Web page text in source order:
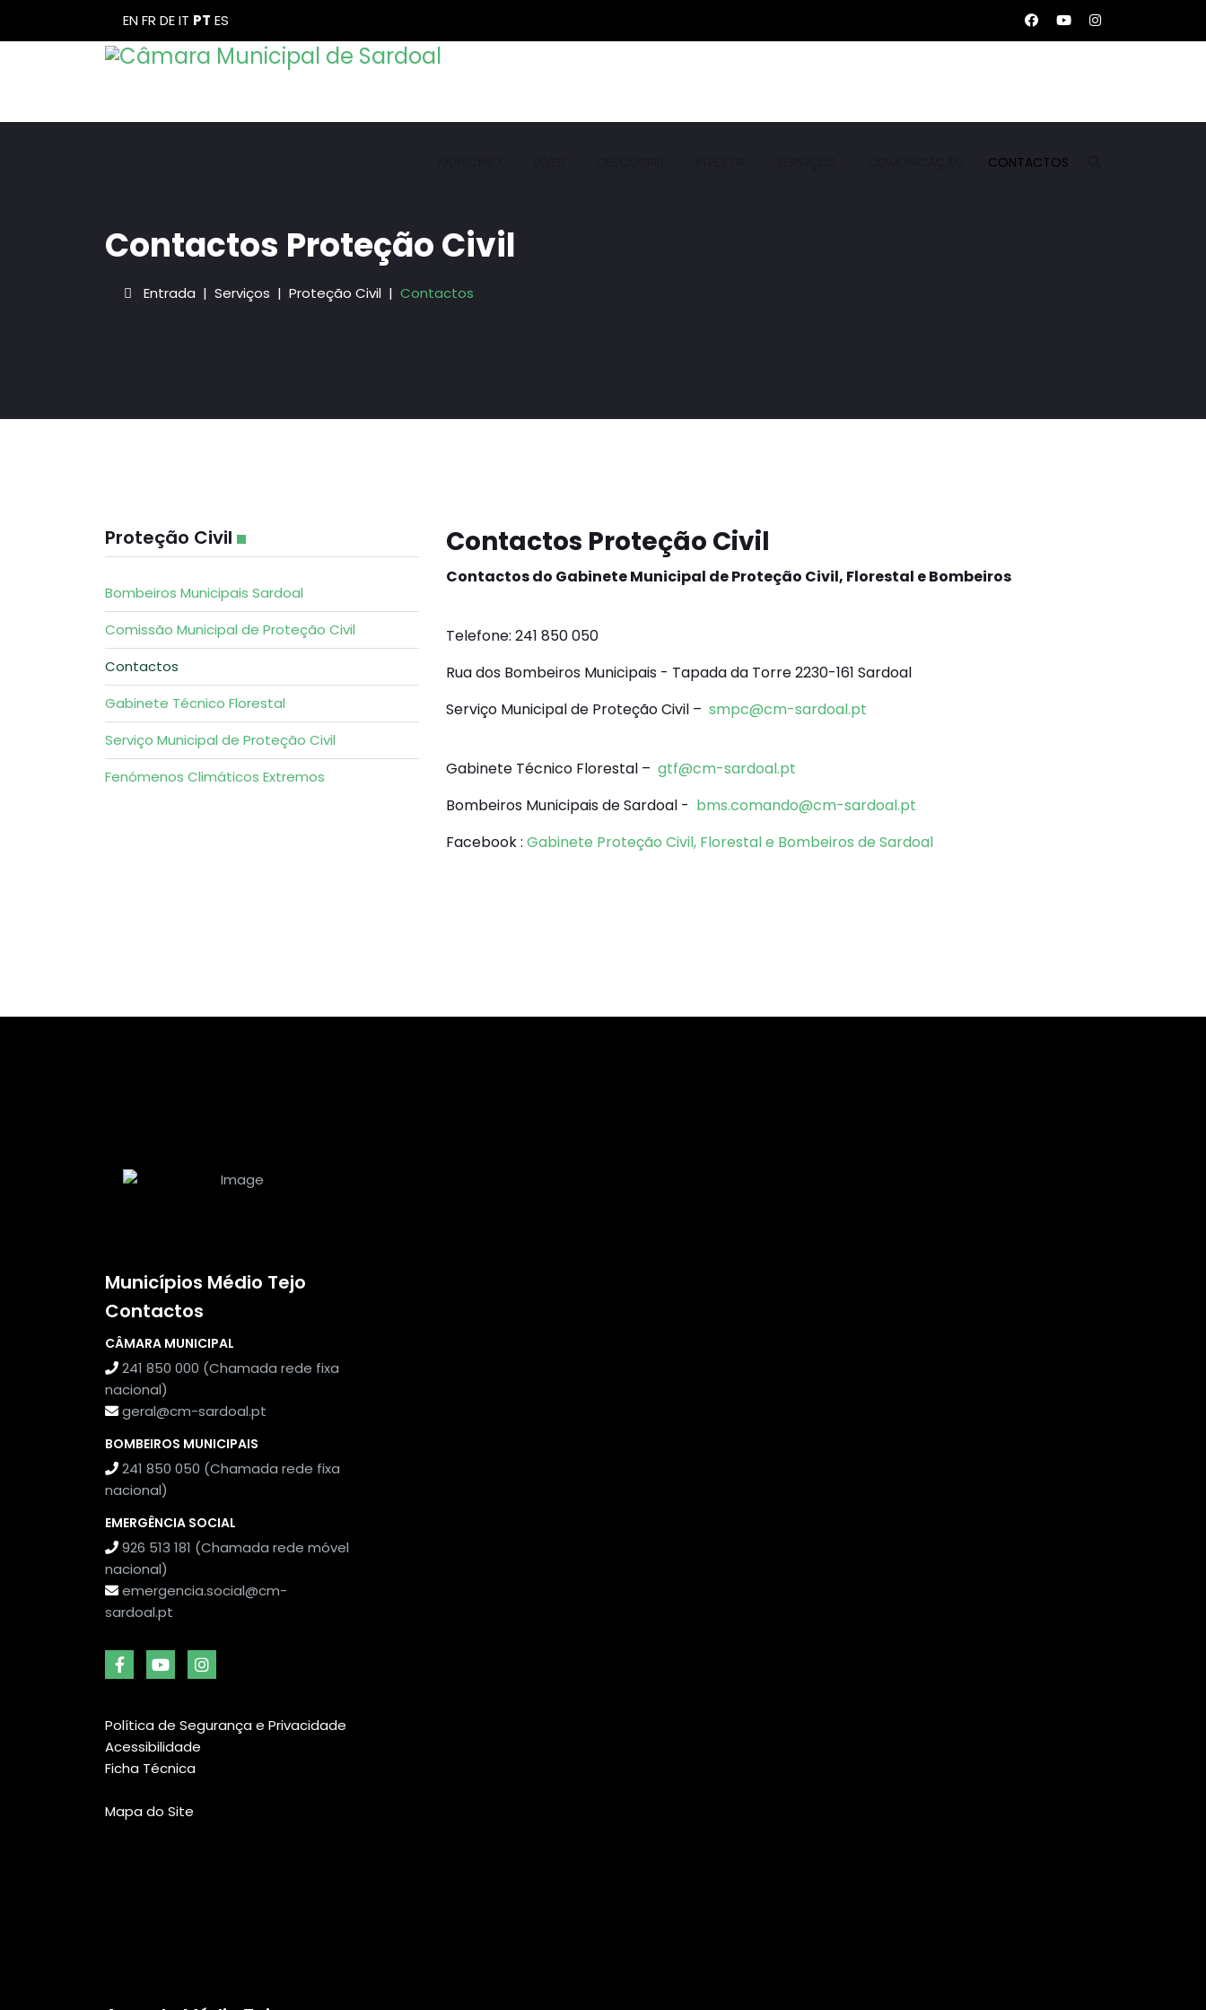
ENFR DEIT PT ES
CONTACTOS
Contactos Proteção Civil
Entrada Serviços Proteção Civil Contactos
Proteção Civil
Bombeiros Municipais Sardoal
Comissão Municipal de Proteção Civil
Contactos
Gabinete Técnico Florestal
Serviço Municipal de Proteção Civil
Fenómenos Climáticos Extremos
Contactos Proteção Civil
Contactos do Gabinete Municipal de Proteção Civil, Florestal e Bombeiros
Telefone: 241 850 050
Rua dos Bombeiros Municipais - Tapada da Torre 2230-161 Sardoal
Serviço Municipal de Proteção Civil – smpc@cm-sardoal.pt
Gabinete Técnico Florestal – gtf@cm-sardoal.pt
Bombeiros Municipais de Sardoal - bms.comando@cm-sardoal.pt
Facebook : Gabinete Proteção Civil, Florestal e Bombeiros de Sardoal
Municípios Médio Tejo
Contactos
CÂMARA MUNICIPAL
241 850 000 (Chamada rede fixa
nacional)
geral@cm-sardoal.pt
BOMBEIROS MUNICIPAIS
241 850 050 (Chamada rede fixa
nacional)
EMERGÊNCIA SOCIAL
926 513 181 (Chamada rede móvel
nacional)
emergencia.social@cm-
sardoal.pt
Política de Segurança e Privacidade
Acessibilidade
Ficha Técnica
Mapa do Site